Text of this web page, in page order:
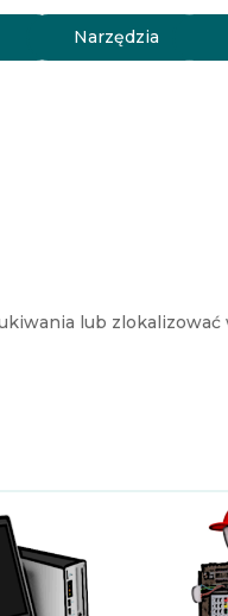
Narzędzia
lub zlokalizować